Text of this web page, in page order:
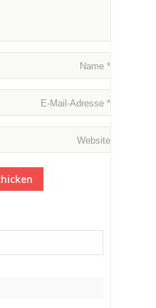
Name *
E-Mail-Adresse *
Website